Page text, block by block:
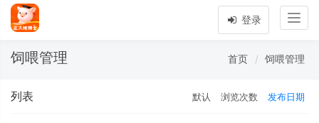
登录
饲喂管理 首页 饲喂管理
列表 默认 浏览次数 发布日期